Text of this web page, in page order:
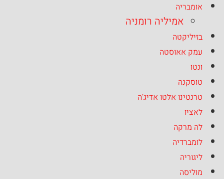
אומבריה
אמיליה רומניה
בזיליקטה
עמק אאוסטה
ונטו
טוסקנה
טרנטינו אלטו אדיג’ה
לאציו
לה מרקה
לומברדיה
ליגוריה
מוליסה